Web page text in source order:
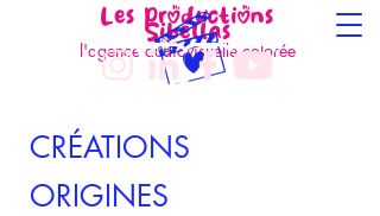
Les Productions
Sibellas
l'agence audiovisuelle colorée
CRÉATIONS
ORIGINES